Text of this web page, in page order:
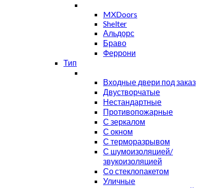
MXDoors
Shelter
Альдорс
Браво
Феррони
Тип
Входные двери под заказ
Двустворчатые
Нестандартные
Противопожарные
С зеркалом
С окном
С терморазрывом
С шумоизоляцией/
звукоизоляцией
Со стеклопакетом
Уличные